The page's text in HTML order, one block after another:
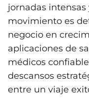
jornadas
movimiento es
negocio en
aplicaciones de
médicos
descansos
entre un viaje